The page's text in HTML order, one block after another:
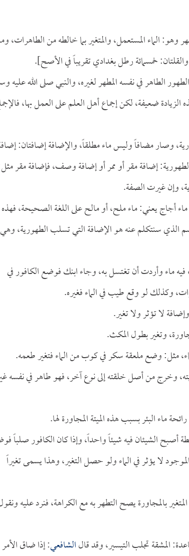
وهو: الماء المستعمل، والمتغير بما خالطه من الطاهرات،
خمسمائة رطل بغدادي تقريباً في الأصح].
الطاهر في نفسه المطهر لغيره، والنبي صلى الله عليه
الزيادة ضعيفة، لكن إجماع أهل العلم على العمل بها،
وصار مضافاً وليس ماء مطلقاً، والإضافة إضافتان:
إضافة مقر أو ممر أو إضافة وصف، فإضافة مقر
وإن غيرت الصفة.
أجاج يعني: ماء ملح، أو مالح على اللغة الصحيحة، فهذه
الذي سنتكلم عنه هو الإضافة التي تسلب الطهورية، وهي
فيه ماء وأردت أن تغتسل به، وجاء ابنك فوضع الكافور في
وكذلك لو وقع طيب في الماء فغيره.
لا تؤثر ولا تغير.
وتغير بطول المكث.
مثل: وضع ملعقة سكر في كوب من الماء فتغير طعمه.
وخرج من أصل خلقته إلى نوع آخر، فهو طاهر في نفسه
ماء البئر بسبب هذه الميتة المجاورة لها.
أصبح الشيئان فيه شيئاً واحداً، وإذا كان الكافور صلباً
لا يؤثر في الماء ولو حصل التغير، وهذا يسمى تغيراً
بالمجاورة يصح التطهر به مع الكراهة، فنرد عليه
المشقة تجلب التيسير، وقد قالالشافعي: إذا ضاق الأمر